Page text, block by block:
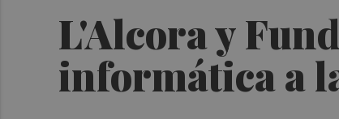
L'Alcora y
informática a